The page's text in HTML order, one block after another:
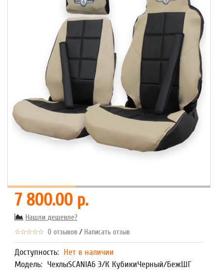
7 800.00 р.
Нашли дешевле?
0 отзывов / Написать отзыв
Доступность: Нет в наличии
Модель: ЧехлыSCANIA6 Э/К КубикиЧерный/БежШГ